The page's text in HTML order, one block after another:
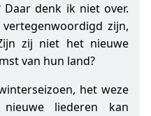
denk ik niet over.
zijn,
zij niet het nieuwe
van hun land?
het weze
liederen kan